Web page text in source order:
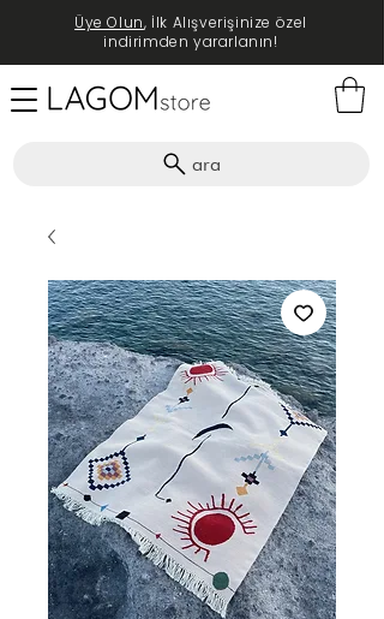
ara
Üye Olun, İlk Alışverişinize özel
indirimden yararlanın!